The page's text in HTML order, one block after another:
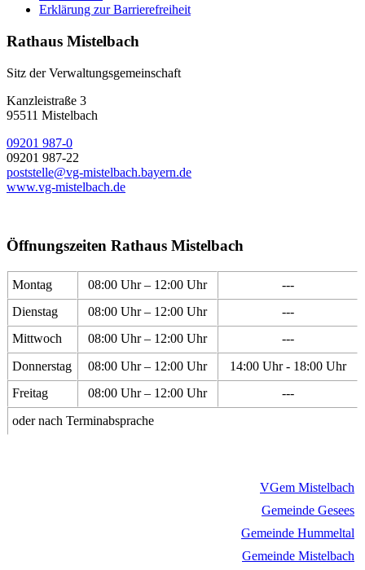
Erklärung zur Barrierefreiheit
Rathaus Mistelbach
Sitz der Verwaltungsgemeinschaft
Kanzleistraße 3
95511 Mistelbach
09201 987-0
09201 987-22
poststelle@vg-mistelbach.bayern.de
www.vg-mistelbach.de
Öffnungszeiten Rathaus Mistelbach
Montag 08:00 Uhr – 12:00 Uhr
---
Dienstag
08:00 Uhr – 12:00 Uhr
---
Mittwoch
08:00 Uhr – 12:00 Uhr
---
Donnerstag
08:00 Uhr – 12:00 Uhr
14:00 Uhr - 18:00 Uhr
Freitag
08:00 Uhr – 12:00 Uhr
---
oder nach Terminabsprache
VGem Mistelbach
Gemeinde Gesees
Gemeinde Hummeltal
Gemeinde Mistelbach